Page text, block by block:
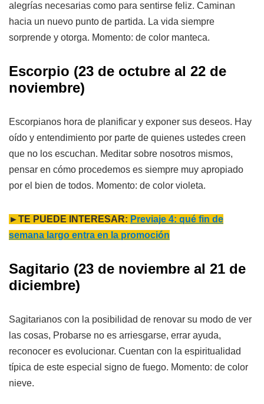
alegrías necesarias como para sentirse feliz. Caminan
hacia un nuevo punto de partida. La vida siempre
sorprende y otorga. Momento: de color manteca.
Escorpio (23 de octubre al 22 de
noviembre)
Escorpianos hora de planificar y exponer sus deseos. Hay
oído y entendimiento por parte de quienes ustedes creen
que no los escuchan. Meditar sobre nosotros mismos,
pensar en cómo procedemos es siempre muy apropiado
por el bien de todos. Momento: de color violeta.
►TE PUEDE INTERESAR: Previaje 4: qué fin de
semana largo entra en la promoción
Sagitario (23 de noviembre al 21 de
diciembre)
Sagitarianos con la posibilidad de renovar su modo de ver
las cosas, Probarse no es arriesgarse, errar ayuda,
reconocer es evolucionar. Cuentan con la espiritualidad
típica de este especial signo de fuego. Momento: de color
nieve.